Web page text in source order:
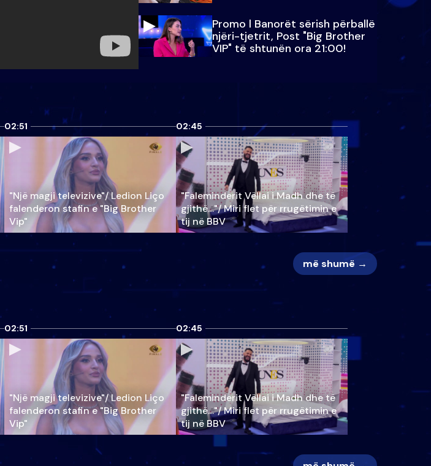
Promo l Banorët sërish përballë
njëri-tjetrit, Post "Big Brother
VIP" të shtunën ora 21:00!
02:51
"Një magji televizive"/ Ledion Liço
falenderon stafin e "Big Brother
Vip"
02:45
"Faleminderit Vëllai i Madh dhe të
gjithë…"/ Miri flet për rrugëtimin e
tij në BBV
më shumë →
02:51
"Një magji televizive"/ Ledion Liço
falenderon stafin e "Big Brother
Vip"
02:45
"Faleminderit Vëllai i Madh dhe të
gjithë…"/ Miri flet për rrugëtimin e
tij në BBV